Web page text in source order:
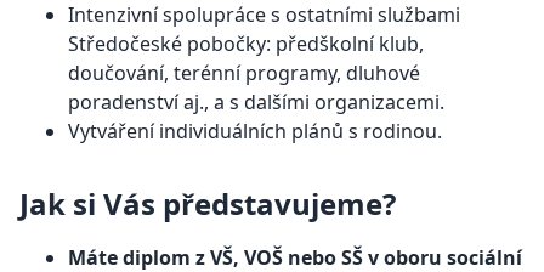
Intenzivní spolupráce s ostatními službami
Středočeské pobočky: předškolní klub,
doučování, terénní programy, dluhové
poradenství aj., a s dalšími organizacemi.
Vytváření individuálních plánů s rodinou.
Jak si Vás představujeme?
Máte diplom z VŠ, VOŠ nebo SŠ v oboru sociální